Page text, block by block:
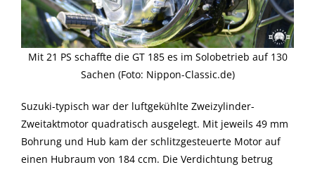
Mit 21 PS schaffte die GT 185 es im Solobetrieb auf 130
Sachen (Foto: Nippon-Classic.de)
Suzuki-typisch war der luftgekühlte Zweizylinder-
Zweitaktmotor quadratisch ausgelegt. Mit jeweils 49 mm
Bohrung und Hub kam der schlitzgesteuerte Motor auf
einen Hubraum von 184 ccm. Die Verdichtung betrug